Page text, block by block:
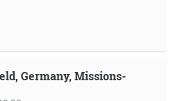
Germany, Missions-